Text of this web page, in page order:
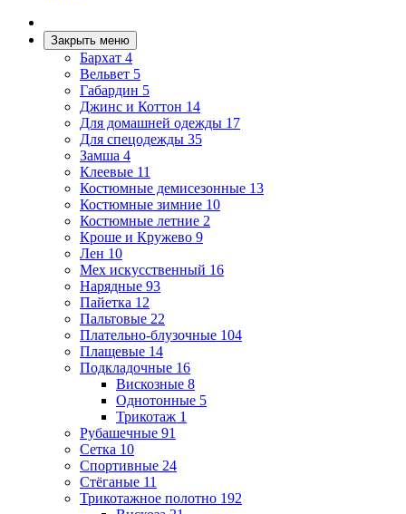
Закрыть меню
Бархат 4
Вельвет 5
Габардин 5
Джинс и Коттон 14
Для домашней одежды 17
Для спецодежды 35
Замша 4
Клеевые 11
Костюмные демисезонные 13
Костюмные зимние 10
Костюмные летние 2
Кроше и Кружево 9
Лен 10
Мех искусственный 16
Нарядные 93
Пайетка 12
Пальтовые 22
Плательно-блузочные 104
Плащевые 14
Подкладочные 16
Вискозные 8
Однотонные 5
Трикотаж 1
Рубашечные 91
Сетка 10
Спортивные 24
Стёганые 11
Трикотажное полотно 192